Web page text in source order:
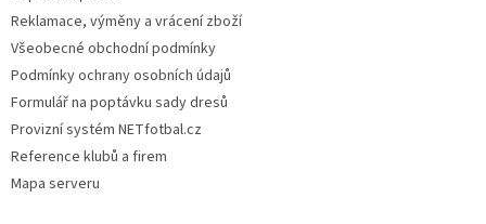
Reklamace, výměny a vrácení zboží
Všeobecné obchodní podmínky
Podmínky ochrany osobních údajů
Formulář na poptávku sady dresů
Provizní systém NETfotbal.cz
Reference klubů a firem
Mapa serveru